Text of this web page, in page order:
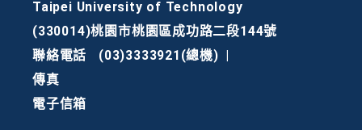
Taipei University of Technology
(330014)桃園市桃園區成功路二段144號
聯絡電話
(03)3333921(總機)
傳真
電子信箱